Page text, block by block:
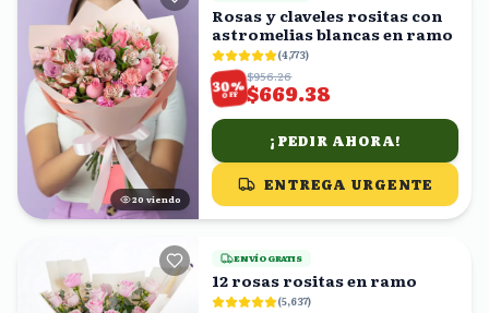
21 viendo
Rosas y claveles rositas con
astromelias blancas en ramo
(4,773)
30%
OFF
$956.26
$669.38
¡PEDIR AHORA!
ENTREGA URGENTE
ENVÍO GRATIS
12 rosas rositas en ramo
(5,637)